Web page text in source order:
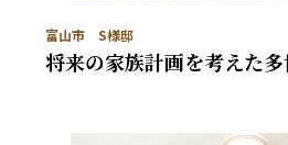
富山市 S様邸
将来の家族計画を考えた